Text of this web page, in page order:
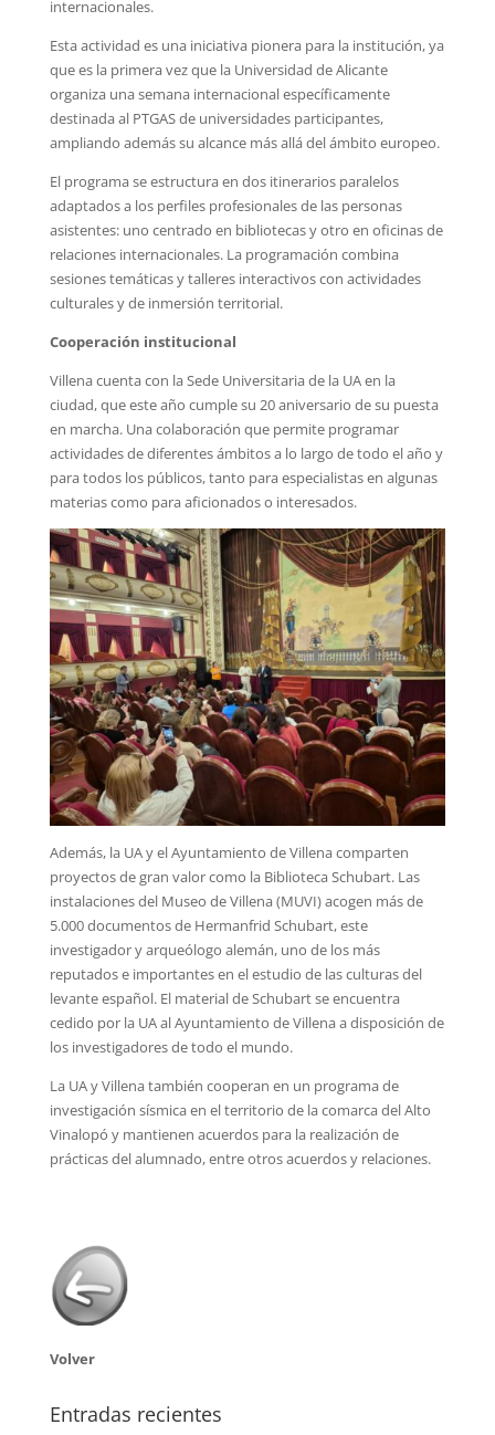
internacionales.
Esta actividad es una iniciativa pionera para la institución, ya
que es la primera vez que la Universidad de Alicante
organiza una semana internacional específicamente
destinada al PTGAS de universidades participantes,
ampliando además su alcance más allá del ámbito europeo.
El programa se estructura en dos itinerarios paralelos
adaptados a los perfiles profesionales de las personas
asistentes: uno centrado en bibliotecas y otro en oficinas de
relaciones internacionales. La programación combina
sesiones temáticas y talleres interactivos con actividades
culturales y de inmersión territorial.
Cooperación institucional
Villena cuenta con la Sede Universitaria de la UA en la
ciudad, que este año cumple su 20 aniversario de su puesta
en marcha. Una colaboración que permite programar
actividades de diferentes ámbitos a lo largo de todo el año y
para todos los públicos, tanto para especialistas en algunas
materias como para aficionados o interesados.
Además, la UA y el Ayuntamiento de Villena comparten
proyectos de gran valor como la Biblioteca Schubart. Las
instalaciones del Museo de Villena (MUVI) acogen más de
5.000 documentos de Hermanfrid Schubart, este
investigador y arqueólogo alemán, uno de los más
reputados e importantes en el estudio de las culturas del
levante español. El material de Schubart se encuentra
cedido por la UA al Ayuntamiento de Villena a disposición de
los investigadores de todo el mundo.
La UA y Villena también cooperan en un programa de
investigación sísmica en el territorio de la comarca del Alto
Vinalopó y mantienen acuerdos para la realización de
prácticas del alumnado, entre otros acuerdos y relaciones.
Volver
Entradas recientes